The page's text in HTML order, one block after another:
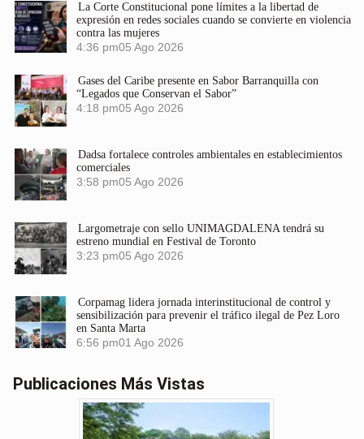
La Corte Constitucional pone límites a la libertad de
expresión en redes sociales cuando se convierte en violencia
contra las mujeres
4:36 pm05 Ago 2026
Gases del Caribe presente en Sabor Barranquilla con
“Legados que Conservan el Sabor”
4:18 pm05 Ago 2026
Dadsa fortalece controles ambientales en establecimientos
comerciales
3:58 pm05 Ago 2026
Largometraje con sello UNIMAGDALENA tendrá su
estreno mundial en Festival de Toronto
3:23 pm05 Ago 2026
Corpamag lidera jornada interinstitucional de control y
sensibilización para prevenir el tráfico ilegal de Pez Loro
en Santa Marta
6:56 pm01 Ago 2026
Publicaciones Más Vistas